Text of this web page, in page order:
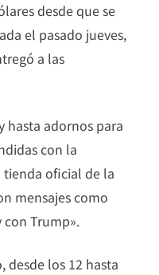
desde que se
el pasado jueves,
a las
hasta adornos para
con la
oficial de la
mensajes como
con Trump».
desde los 12 hasta